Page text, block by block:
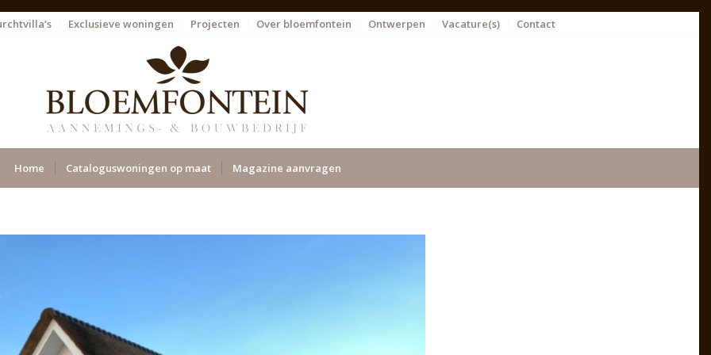
Exclusieve woningen Projecten Over bloemfontein Ontwerpen Vacature(s) Contact
Home Cataloguswoningen op maat Magazine aanvragen